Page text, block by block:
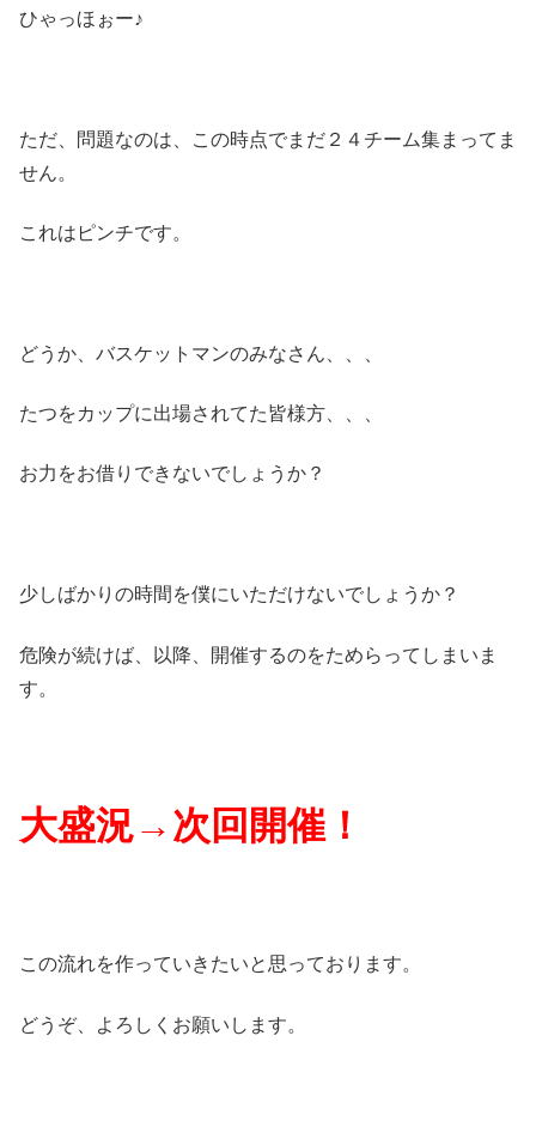
ひゃっほぉー♪
ただ、問題なのは、この時点でまだ２４チーム集まってま
せん。
これはピンチです。
どうか、バスケットマンのみなさん、、、
たつをカップに出場されてた皆様方、、、
お力をお借りできないでしょうか？
少しばかりの時間を僕にいただけないでしょうか？
危険が続けば、以降、開催するのをためらってしまいま
す。
大盛況→次回開催！
この流れを作っていきたいと思っております。
どうぞ、よろしくお願いします。